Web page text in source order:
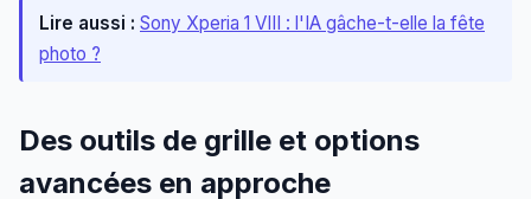
Lire aussi : Sony Xperia 1 VIII : l'IA gâche-t-elle la fête
photo ?
Des outils de grille et options
avancées en approche